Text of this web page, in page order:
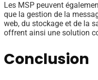
Les MSP peuvent
que la gestion de la
web, du stockage et de la
offrent ainsi une solution
Conclusion